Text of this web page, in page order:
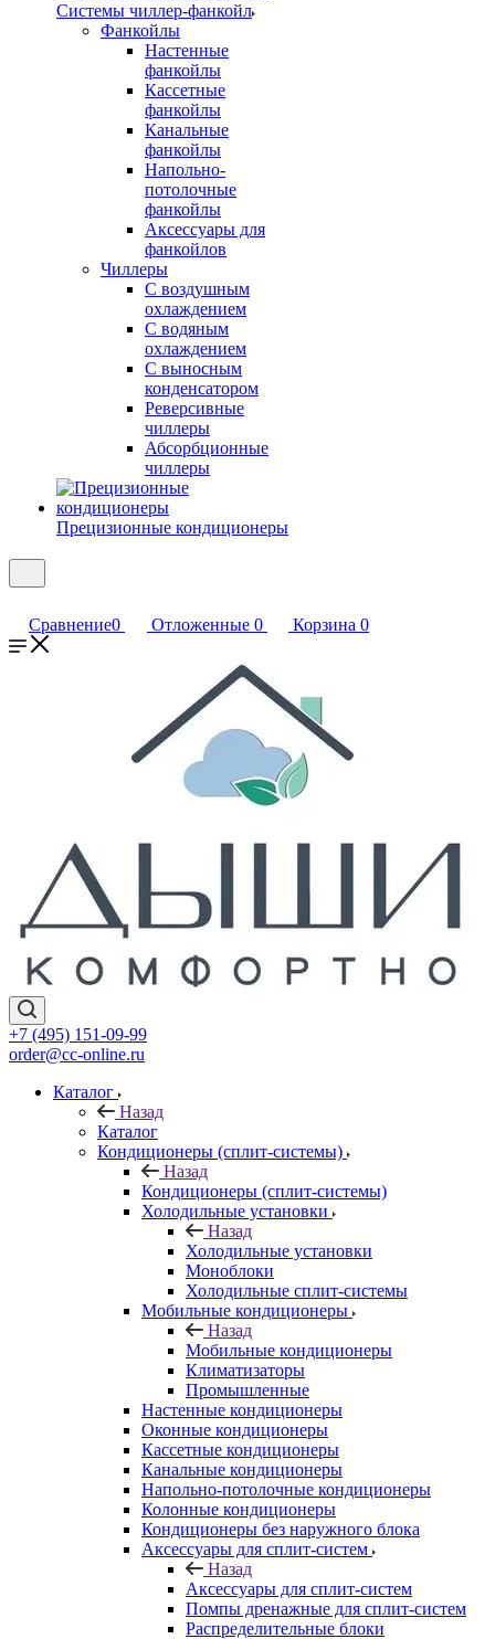
Системы чиллер-фанкойл
Фанкойлы
Настенные
фанкойлы
Кассетные
фанкойлы
Канальные
фанкойлы
Напольно-
потолочные
фанкойлы
Аксессуары для
фанкойлов
Чиллеры
С воздушным
охлаждением
С водяным
охлаждением
С выносным
конденсатором
Реверсивные
чиллеры
Абсорбционные
чиллеры
Прецизионные кондиционеры
Сравнение0 Отложенные 0 Корзина 0
+7 (495) 151-09-99
order@cc-online.ru
Каталог
Назад
Каталог
Кондиционеры (сплит-системы)
Назад
Кондиционеры (сплит-системы)
Холодильные установки
Назад
Холодильные установки
Моноблоки
Холодильные сплит-системы
Мобильные кондиционеры
Назад
Мобильные кондиционеры
Климатизаторы
Промышленные
Настенные кондиционеры
Оконные кондиционеры
Кассетные кондиционеры
Канальные кондиционеры
Напольно-потолочные кондиционеры
Колонные кондиционеры
Кондиционеры без наружного блока
Аксессуары для сплит-систем
Назад
Аксессуары для сплит-систем
Помпы дренажные для сплит-систем
Распределительные блоки